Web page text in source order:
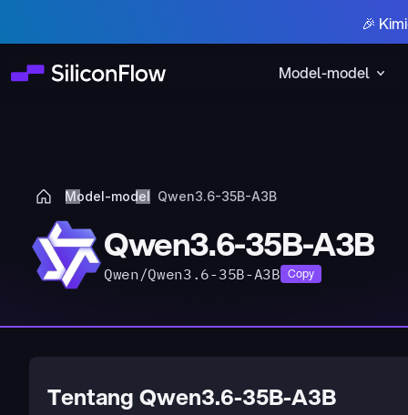
Model-model
🎉
Model-model Qwen3.6-35B-A3B
Qwen3.6-35B-A3B
Qwen/Qwen3.6-35B-A3B Copy
Tentang Qwen3.6-35B-A3B